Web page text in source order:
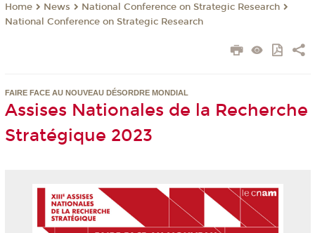
Home News
National Conference on Strategic Research
National Conference on Strategic Research
FAIRE FACE AU NOUVEAU DÉSORDRE MONDIAL
Assises Nationales de la Recherche
Stratégique 2023